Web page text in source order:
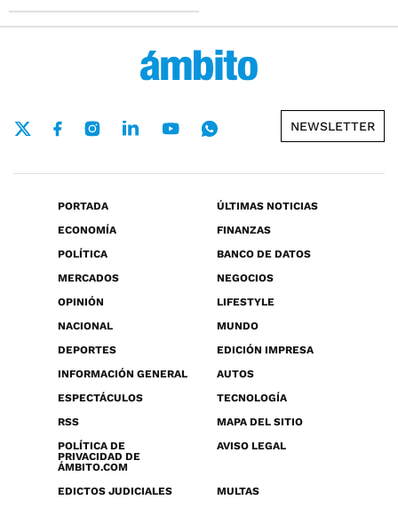
NEWSLETTER
PORTADA
ÚLTIMAS NOTICIAS
ECONOMÍA
FINANZAS
POLÍTICA
BANCO DE DATOS
MERCADOS
NEGOCIOS
OPINIÓN
LIFESTYLE
NACIONAL
MUNDO
DEPORTES
EDICIÓN IMPRESA
INFORMACIÓN GENERAL
AUTOS
ESPECTÁCULOS
TECNOLOGÍA
RSS
MAPA DEL SITIO
POLÍTICA DE
PRIVACIDAD DE
ÁMBITO.COM
AVISO LEGAL
EDICTOS JUDICIALES
MULTAS